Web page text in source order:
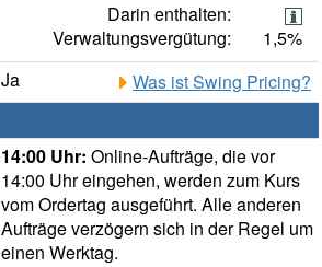
Darin enthalten:
Verwaltungsvergütung:
1,5%
Ja
Was ist Swing Pricing?
14:00 Uhr: Online-Aufträge, die vor
14:00 Uhr eingehen, werden zum Kurs
vom Ordertag ausgeführt. Alle anderen
Aufträge verzögern sich in der Regel um
einen Werktag.